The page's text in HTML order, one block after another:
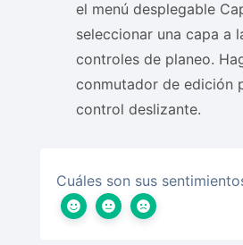
el menú desplegable
seleccionar una capa a
controles de planeo.
conmutador de edición
control deslizante.
Cuáles son sus